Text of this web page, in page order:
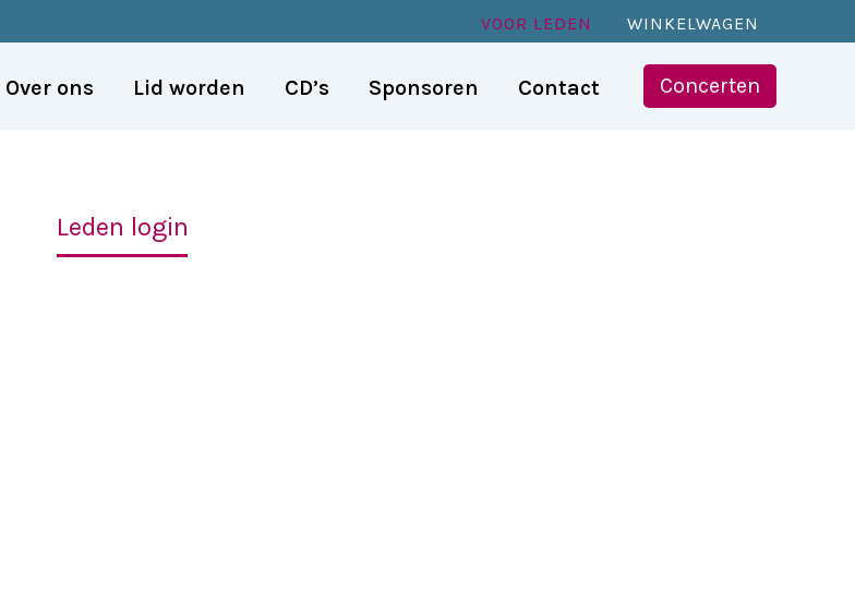
VOOR LEDEN WINKELWAGEN
Over ons Lid worden CD’s Sponsoren Contact Concerten
Leden login